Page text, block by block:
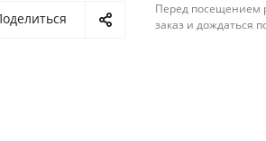
Перед посещением
заказ и дождаться